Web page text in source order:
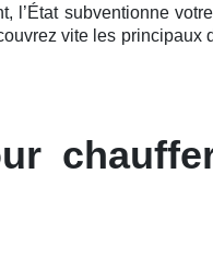
l’État subventionne
vite les principaux